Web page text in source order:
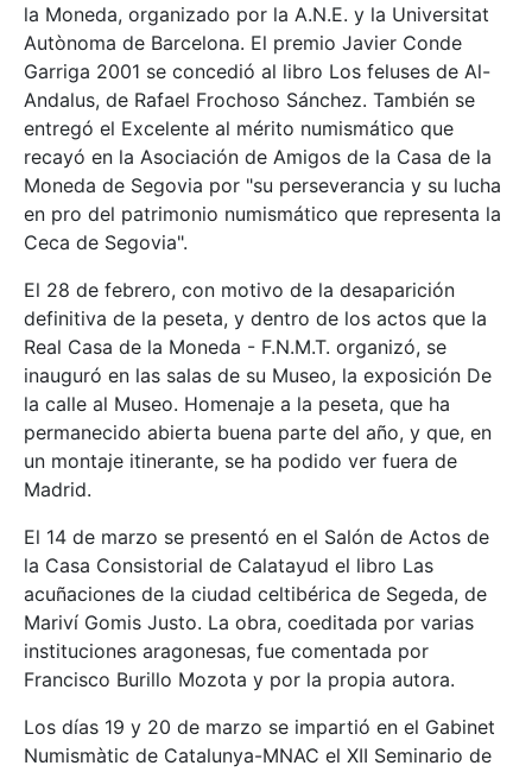
la Moneda, organizado por la A.N.E. y la Universitat
Autònoma de Barcelona. El premio Javier Conde
Garriga 2001 se concedió al libro Los feluses de Al-
Andalus, de Rafael Frochoso Sánchez. También se
entregó el Excelente al mérito numismático que
recayó en la Asociación de Amigos de la Casa de la
Moneda de Segovia por "su perseverancia y su lucha
en pro del patrimonio numismático que representa la
Ceca de Segovia".
El 28 de febrero, con motivo de la desaparición
definitiva de la peseta, y dentro de los actos que la
Real Casa de la Moneda - F.N.M.T. organizó, se
inauguró en las salas de su Museo, la exposición De
la calle al Museo. Homenaje a la peseta, que ha
permanecido abierta buena parte del año, y que, en
un montaje itinerante, se ha podido ver fuera de
Madrid.
El 14 de marzo se presentó en el Salón de Actos de
la Casa Consistorial de Calatayud el libro Las
acuñaciones de la ciudad celtibérica de Segeda, de
Mariví Gomis Justo. La obra, coeditada por varias
instituciones aragonesas, fue comentada por
Francisco Burillo Mozota y por la propia autora.
Los días 19 y 20 de marzo se impartió en el Gabinet
Numismàtic de Catalunya-MNAC el XII Seminario de